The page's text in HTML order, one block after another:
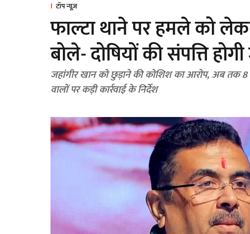
टॉप न्यूज़
फाल्टा थाने पर हमले को
बोले- दोषियों की संपत्ति
जहांगीर खान को छुड़ाने की कोशिश का आरोप, अब तक
वालों पर कड़ी कार्रवाई के निर्देश